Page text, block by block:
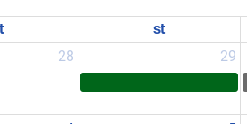
st
28 29